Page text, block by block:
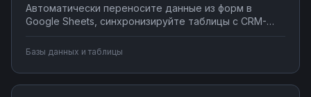
Автоматически переносите данные из форм в
Google Sheets, синхронизируйте таблицы с CRM-
почте или в мессенджеры. Настраивайте
простых сценариев до сложной автоматизации
аналитики.
Базы данных и таблицы